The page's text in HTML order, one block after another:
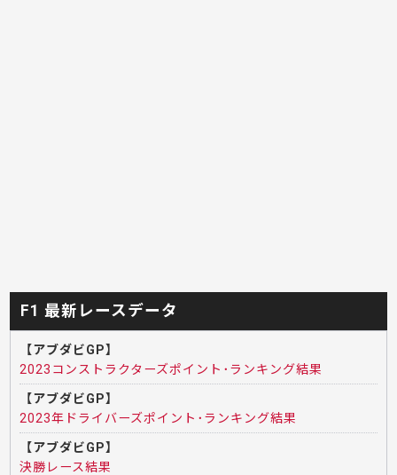
F1 最新レースデータ
【アブダビGP】
2023コンストラクターズポイント･ランキング結果
【アブダビGP】
2023年ドライバーズポイント･ランキング結果
【アブダビGP】
決勝レース結果